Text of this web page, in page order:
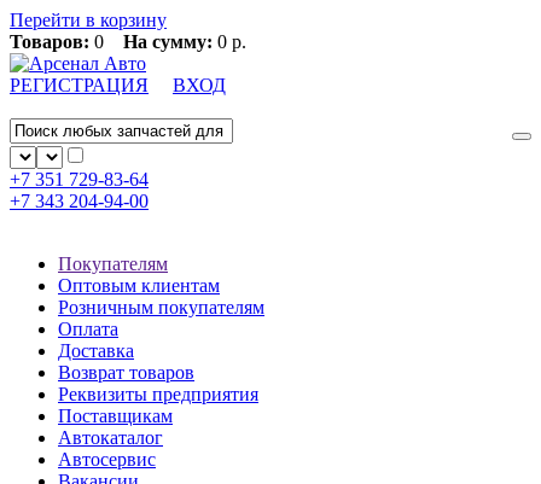
Перейти в корзину
Товаров: 0 На сумму: 0 р.
РЕГИСТРАЦИЯ ВХОД
+7 351 729-83-64
+7 343 204-94-00
Покупателям
Оптовым клиентам
Розничным покупателям
Оплата
Доставка
Возврат товаров
Реквизиты предприятия
Поставщикам
Автокаталог
Автосервис